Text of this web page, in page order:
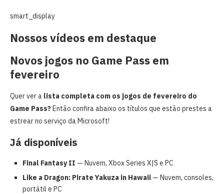
smart_display
Nossos vídeos em destaque
Novos jogos no Game Pass em
fevereiro
Quer ver a lista completa com os jogos de fevereiro do
Game Pass?Então confira abaixo os títulos que estão prestes a
estrear no serviço da Microsoft!
Já disponíveis
Final Fantasy II — Nuvem, Xbox Series X|S e PC
Like a Dragon: Pirate Yakuza in Hawaii — Nuvem, consoles,
portátil e PC